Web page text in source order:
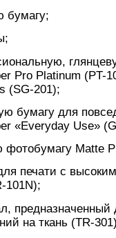
бумагу;
Pro Platinum (PT-
(SG-201);
бумагу для
«Everyday Use»
фотобумагу Matte
печати с
101N);
на ткань (TR-